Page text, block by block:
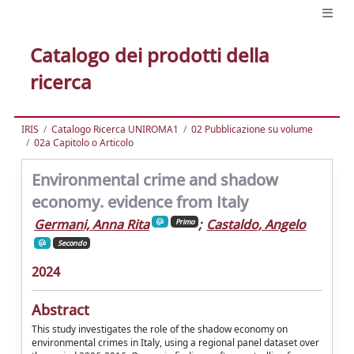
Catalogo dei prodotti della
ricerca
IRIS Catalogo Ricerca UNIROMA1
02 Pubblicazione su volume
02a Capitolo o Articolo
Environmental crime and shadow
economy. evidence from Italy
Germani, Anna Rita Primo ; Castaldo, Angelo
Secondo
2024
Abstract
This study investigates the role of the shadow economy on
environmental crimes in Italy, using a regional panel dataset over